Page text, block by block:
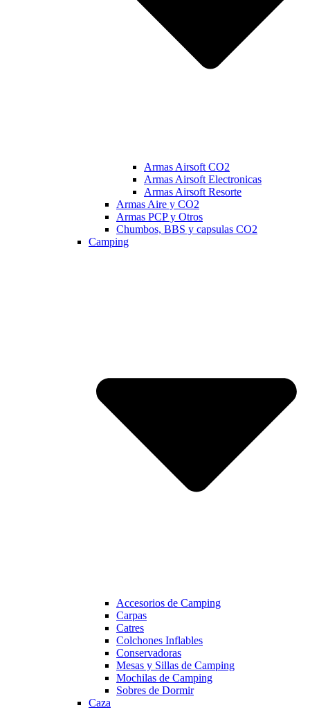
Armas Airsoft CO2
Armas Airsoft Electronicas
Armas Airsoft Resorte
Armas Aire y CO2
Armas PCP y Otros
Chumbos, BBS y capsulas CO2
Camping
Accesorios de Camping
Carpas
Catres
Colchones Inflables
Conservadoras
Mesas y Sillas de Camping
Mochilas de Camping
Sobres de Dormir
Caza